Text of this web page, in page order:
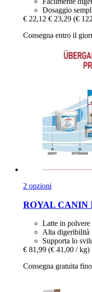
Dosaggio
€ 22,12 € 23,29 (€
Consegna entro il
2 opzioni
ROYAL CANIN
Latte in polvere
Alta digeribilità
Supporta lo
€ 81,99 (€ 41,00 / kg)
Consegna gratuita